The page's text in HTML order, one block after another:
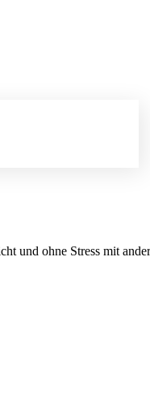
und ohne Stress mit